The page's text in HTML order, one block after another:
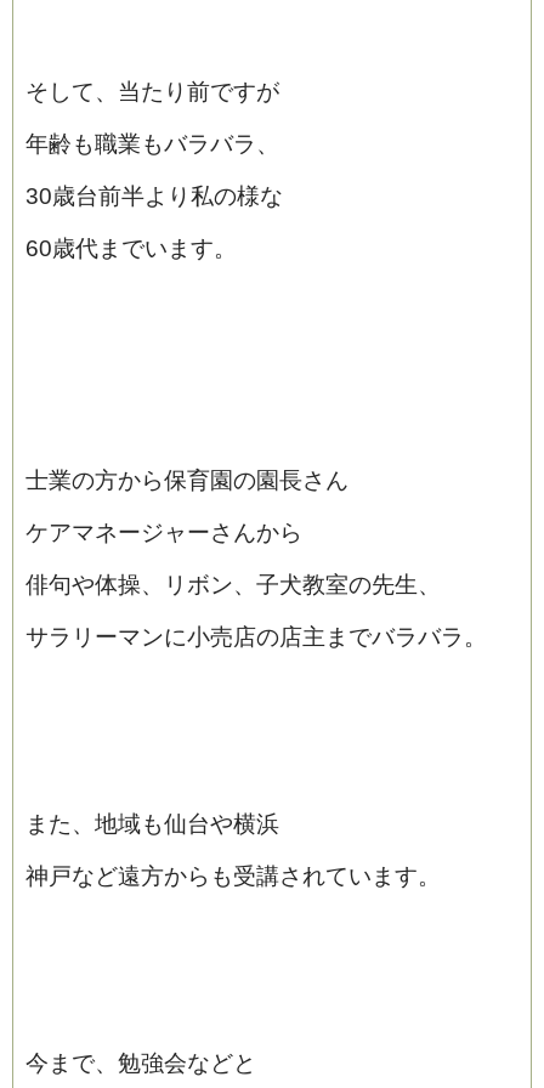
そして、当たり前ですが
年齢も職業もバラバラ、
30歳台前半より私の様な
60歳代までいます。
士業の方から保育園の園長さん
ケアマネージャーさんから
俳句や体操、リボン、 子犬教室の先生、
サラリーマンに小売店の店主までバラバラ。
また、地域も仙台や横浜
神戸など遠方からも受講されています。
今まで、勉強会などと